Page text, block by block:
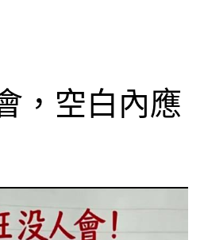
，空白內應